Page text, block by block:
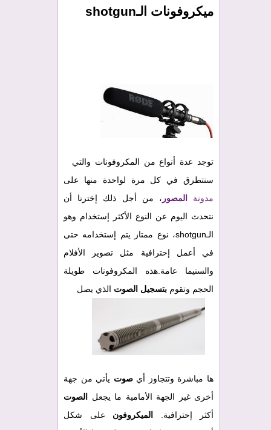
ميكروفونات الـshotgun
توجد عدة أنواع من المكروفونات والتي
سنتطرق في كل مرة لواحدة منها على
مدونة
المصور ، من أجل ذلك إخترنا أن
نتحدث اليوم عن النوع الأكثر إستخدام وهو
الـshotgun، نوع ممتاز يتم إستخدامه حتى
في أعمل إحترافية مثل تصوير الأفلام
والسنيما عامة.هذه المكروفونات طويلة
الحجم وتقوم بتسجيل الصوت الذي يصل
ها مباشرة وتتجاوز أيصوت يأتي من جهة
أخرى غير الجهة الأمامية ما يجعل الصوت
أكثر إحترافية. الميكروفون على شكل